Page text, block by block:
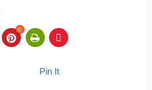
0
Pin It